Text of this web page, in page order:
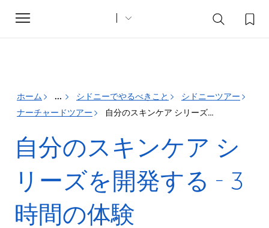
Toggle
navigation
ホーム ... シドニーでやるべきこと
シドニーツアー
ナーチャードツアー
自分のスキンケア シリーズを開発する - 3 時間の体験
自分のスキンケア シ
リーズを開発する - 3
時間の体験